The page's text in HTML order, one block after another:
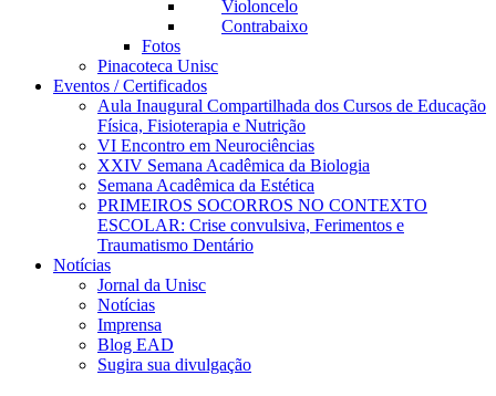
Violoncelo
Contrabaixo
Fotos
Pinacoteca Unisc
Eventos / Certificados
Aula Inaugural Compartilhada dos Cursos de Educação
Física, Fisioterapia e Nutrição
VI Encontro em Neurociências
XXIV Semana Acadêmica da Biologia
Semana Acadêmica da Estética
PRIMEIROS SOCORROS NO CONTEXTO
ESCOLAR: Crise convulsiva, Ferimentos e
Traumatismo Dentário
Notícias
Jornal da Unisc
Notícias
Imprensa
Blog EAD
Sugira sua divulgação